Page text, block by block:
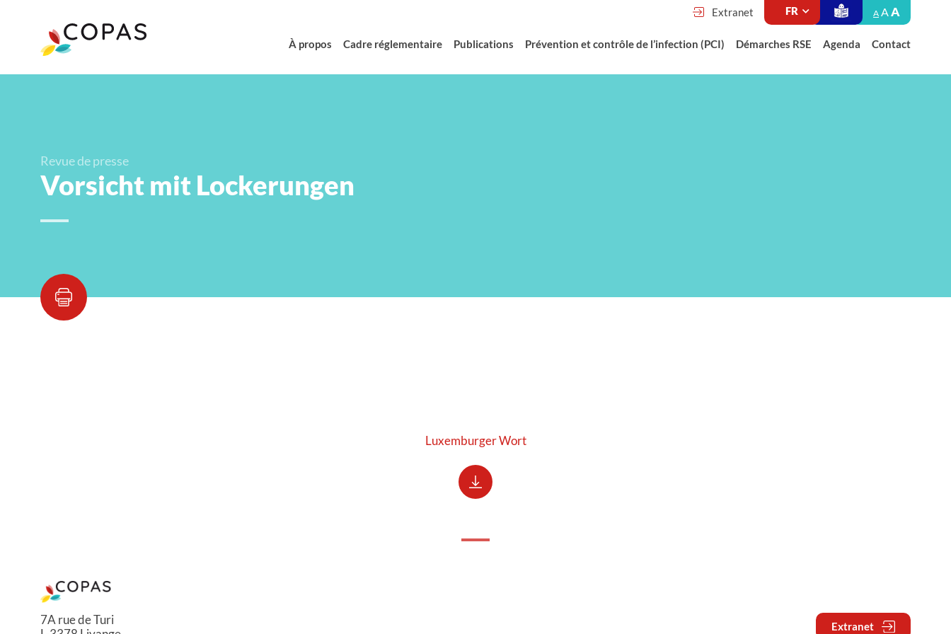
Extranet A AA
À propos Cadre réglementaire Publications Prévention et contrôle de l’infection (PCI) Démarches RSE Agenda Contact
Revue de presse
Vorsicht mit Lockerungen
Luxemburger Wort
7A rue de Turi
Extranet